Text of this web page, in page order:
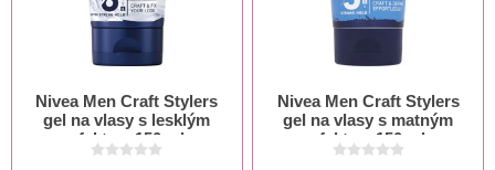
Nivea Men Craft Stylers
gel na vlasy s lesklým
efektem 150 ml
Nivea Men Craft Stylers
gel na vlasy s matným
efektem 150 ml